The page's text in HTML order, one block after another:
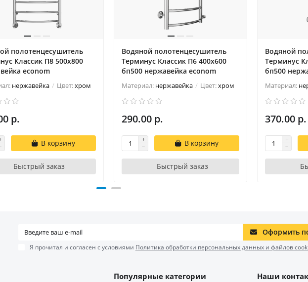
полотенцесушитель
Классик П8 500х800
econom
нержавейка Цвет:хром
р.
В корзину
Быстрый заказ
Водяной полотенцесушитель
Терминус Классик П6 400х600
бп500 нержавейка econom
Материал: нержавейка Цвет:хром
290.00 р.
В корзину
Быстрый заказ
Водяной
Терминус
бп500
Материал:
370.00 р.
Оформить
Я прочитал и согласен с условиями Политика обработки персональных данных и файлов
Популярные категории Наши